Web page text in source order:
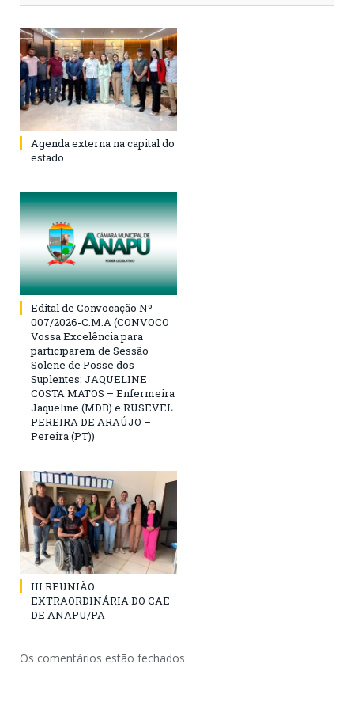
Agenda externa na capital do
estado
Edital de Convocação Nº
007/2026-C.M.A (CONVOCO
Vossa Excelência para
participarem de Sessão
Solene de Posse dos
Suplentes: JAQUELINE
COSTA MATOS – Enfermeira
Jaqueline (MDB) e RUSEVEL
PEREIRA DE ARAÚJO –
Pereira (PT))
III REUNIÃO
EXTRAORDINÁRIA DO CAE
DE ANAPU/PA
Os comentários estão fechados.